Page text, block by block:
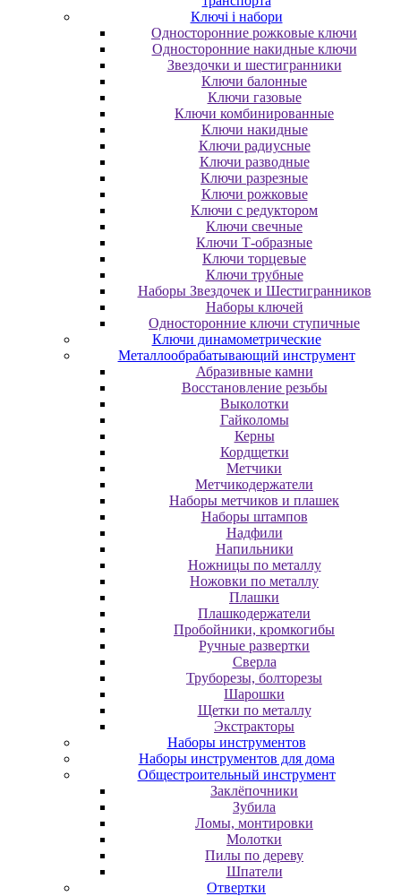
Ключі і набори
Oднocтopoнниe poжкoвыe ключи
Oднocтopoнниe нaкидныe ключи
Звездочки и шестигранники
Ключи балонные
Ключи газовые
Ключи комбинированные
Ключи накидные
Ключи радиусные
Ключи разводные
Ключи разрезные
Ключи рожковые
Ключи с редуктором
Ключи свечные
Ключи Т-образные
Ключи торцевые
Ключи трубные
Наборы Звездочек и Шестигранников
Наборы ключей
Односторонние ключи ступичные
Ключи динамометрические
Металлообрабатывающий инструмент
Абразивные камни
Восстановление резьбы
Выколотки
Гайколомы
Керны
Кордщетки
Метчики
Метчикодержатели
Наборы метчиков и плашек
Наборы штампов
Надфили
Напильники
Ножницы по металлу
Ножовки по металлу
Плашки
Плашкодержатели
Пробойники, кромкогибы
Ручные развертки
Сверла
Труборезы, болторезы
Шарошки
Щетки по металлу
Экcтpaктopы
Наборы инструментов
Наборы инструментов для дома
Общестроительный инструмент
Заклёпочники
Зубила
Ломы, монтировки
Молотки
Пилы по дереву
Шпатели
Отвертки